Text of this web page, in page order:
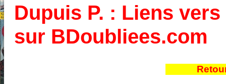
Dupuis P. : Liens
sur BDoubliees.com